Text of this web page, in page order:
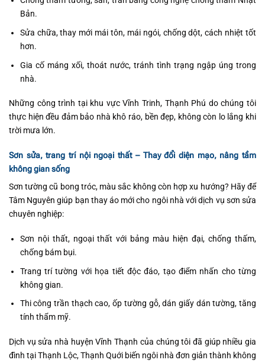
Bản.
Sửa chữa, thay mới mái tôn, mái ngói, chống dột, cách nhiệt tốt
hơn.
Gia cố máng xối, thoát nước, tránh tình trạng ngập úng trong
nhà.
Những công trình tại khu vực Vĩnh Trinh, Thạnh Phú do chúng tôi
thực hiện đều đảm bảo nhà khô ráo, bền đẹp, không còn lo lắng khi
trời mưa lớn.
Sơn sửa, trang trí nội ngoại thất – Thay đổi diện mạo, nâng tầm
không gian sống
Sơn tường cũ bong tróc, màu sắc không còn hợp xu hướng? Hãy để
Tâm Nguyên giúp bạn thay áo mới cho ngôi nhà với dịch vụ sơn sửa
chuyên nghiệp:
Sơn nội thất, ngoại thất với bảng màu hiện đại, chống thấm,
chống bám bụi.
Trang trí tường với họa tiết độc đáo, tạo điểm nhấn cho từng
không gian.
Thi công trần thạch cao, ốp tường gỗ, dán giấy dán tường, tăng
tính thẩm mỹ.
Dịch vụ sửa nhà huyện Vĩnh Thạnh của chúng tôi đã giúp nhiều gia
đình tại Thạnh Lộc, Thạnh Quới biến ngôi nhà đơn giản thành không